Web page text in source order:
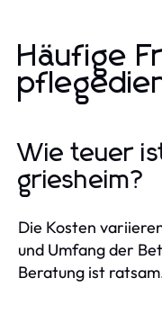
Häufige
Wie teuer
griesheim?
Die Kosten
und Umfang der
Beratung ist